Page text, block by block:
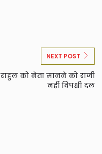
NEXT POST
राहुल को नेता मानने को राजी
नहीं विपक्षी दल